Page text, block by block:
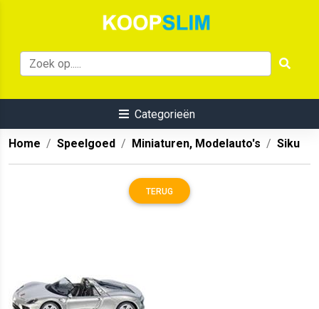
Categorieën
Home Speelgoed Miniaturen, Modelauto's Siku
TERUG